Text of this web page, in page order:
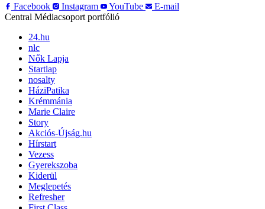
Facebook
Instagram YouTube
E-mail
Central Médiacsoport portfólió
24.hu
nlc
Nők Lapja
Startlap
nosalty
HáziPatika
Krémmánia
Marie Claire
Story
Akciós-Újság.hu
Hírstart
Vezess
Gyerekszoba
Kiderül
Meglepetés
Refresher